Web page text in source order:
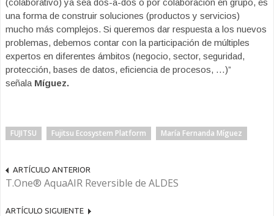
(colaborativo) ya sea dos-a-dos o por colaboración en grupo, es
una forma de construir soluciones (productos y servicios)
mucho más complejos. Si queremos dar respuesta a los nuevos
problemas, debemos contar con la participación de múltiples
expertos en diferentes ámbitos (negocio, sector, seguridad,
protección, bases de datos, eficiencia de procesos, …)”
señala Míguez.
FUJITSU Fujitsu Ecosystem Platform María Fernanda Míguez
ARTÍCULO ANTERIOR
T.One® AquaAIR Reversible de ALDES
ARTÍCULO SIGUIENTE